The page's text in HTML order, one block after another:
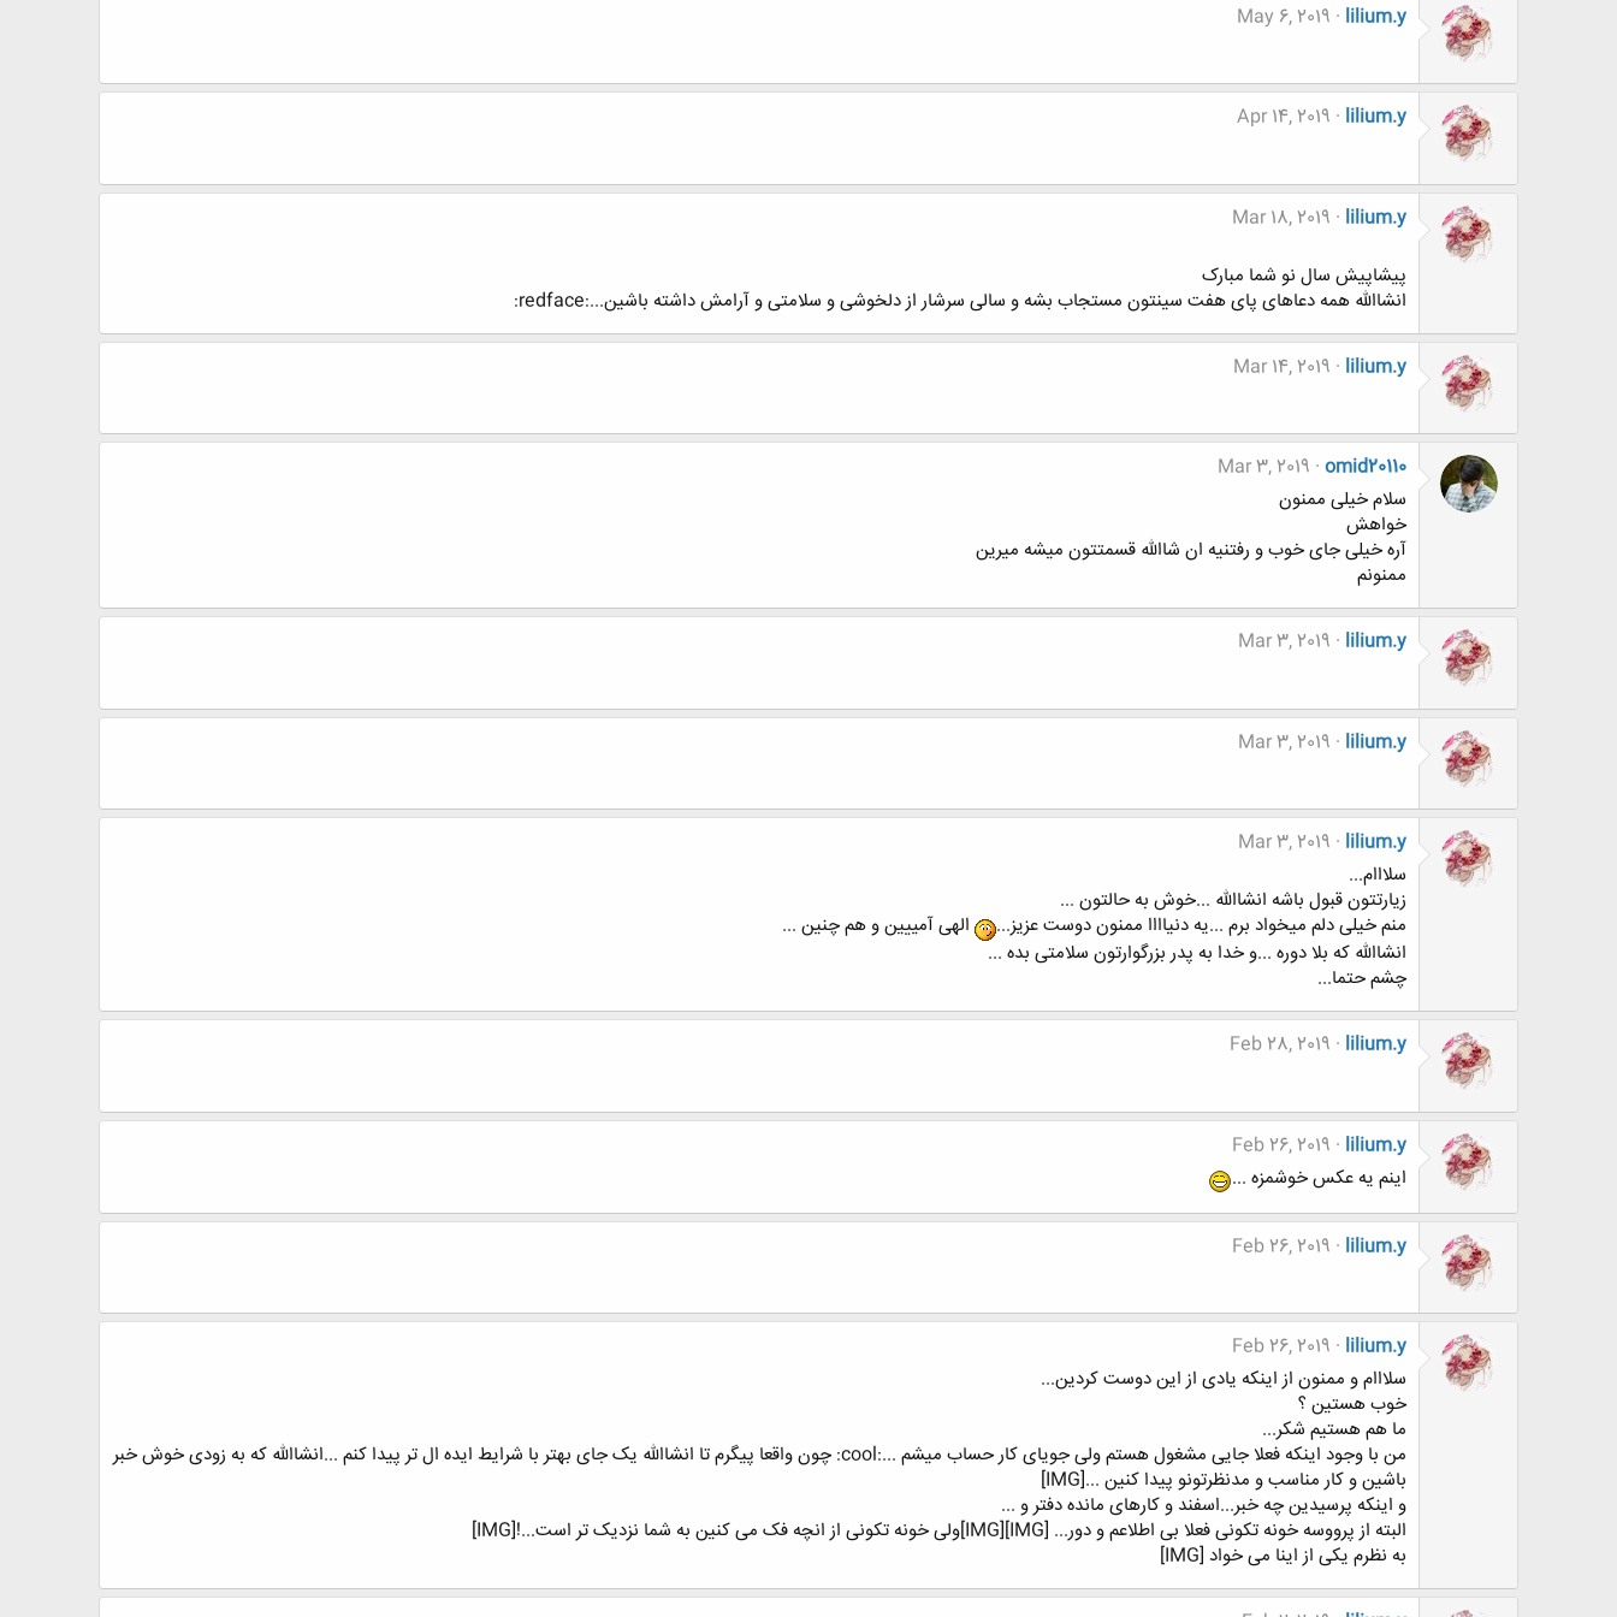
lilium.y
May 6, 2019
lilium.y
Apr 14, 2019
lilium.y
Mar 18, 2019
پیشاپیش سال نو شما مبارک
انشاالله همه دعاهای پای هفت سینتون مستجاب بشه و سالی سرشار از دلخوشی و سلامتی و آرامش داشته باشین...:redface:
lilium.y
Mar 14, 2019
omid20110
Mar 3, 2019
سلام خیلی ممنون
خواهش
آره خیلی جای خوب و رفتنیه ان شاالله قسمتتون میشه میرین
ممنونم
lilium.y
Mar 3, 2019
lilium.y
Mar 3, 2019
lilium.y
Mar 3, 2019
سلااام...
زیارتتون قبول باشه انشاالله ...خوش به حالتون ...
منم خیلی دلم میخواد برم ...یه دنیاااا ممنون دوست عزیز...
الهی آمییین و هم چنین ...
انشاالله که بلا دوره ...و خدا به پدر بزرگوارتون سلامتی بده ...
چشم حتما...
lilium.y
Feb 28, 2019
lilium.y
Feb 26, 2019
اینم یه عکس خوشمزه ...
lilium.y
Feb 26, 2019
lilium.y
Feb 26, 2019
سلااام و ممنون از اینکه یادی از این دوست کردین...
خوب هستین ؟
ما هم هستیم شکر...
من با وجود اینکه فعلا جایی مشغول هستم ولی جویای کار حساب میشم ...:cool: چون واقعا پیگرم تا انشاالله یک جای بهتر با شرایط ایده ال تر پیدا کنم ...انشاالله که به زودی خوش خبر
باشین و کار مناسب و مدنظرتونو پیدا کنین ...[IMG]
و اینکه پرسیدین چه خبر...اسفند و کارهای مانده دفتر و ...
البته از پرووسه خونه تکونی فعلا بی اطلاعم و دور... [IMG][IMG]ولی خونه تکونی از انچه فک می کنین به شما نزدیک تر است...![IMG]
به نظرم یکی از اینا می خواد [IMG]